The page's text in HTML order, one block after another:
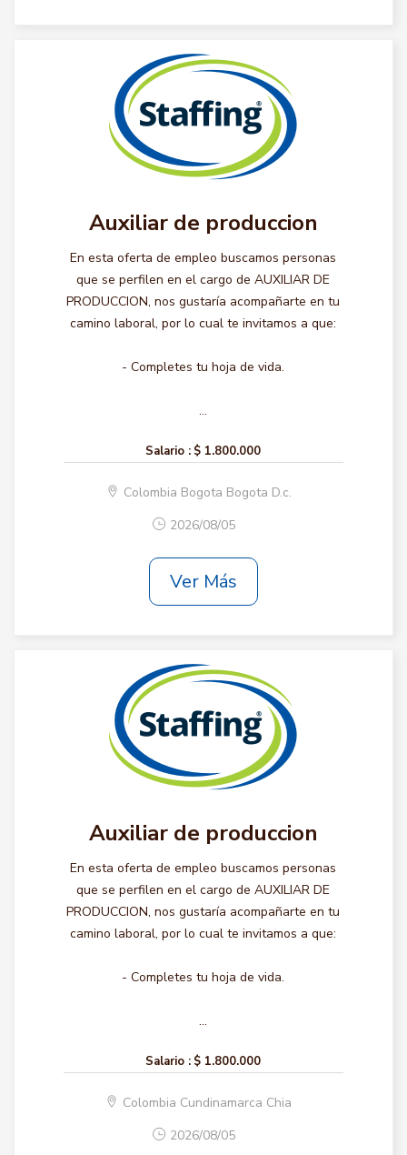
Auxiliar de produccion
En esta oferta de empleo buscamos personas
que se perfilen en el cargo de AUXILIAR DE
PRODUCCION, nos gustaría acompañarte en tu
camino laboral, por lo cual te invitamos a que:
- Completes tu hoja de vida.
...
Salario : $ 1.800.000
Colombia Bogota Bogota D.c.
2026/08/05
Ver Más
Auxiliar de produccion
En esta oferta de empleo buscamos personas
que se perfilen en el cargo de AUXILIAR DE
PRODUCCION, nos gustaría acompañarte en tu
camino laboral, por lo cual te invitamos a que:
- Completes tu hoja de vida.
...
Salario : $ 1.800.000
Colombia Cundinamarca Chia
2026/08/05